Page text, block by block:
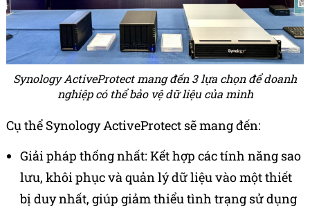
Synology ActiveProtect mang đến 3 lựa chọn để doanh
nghiệp có thể bảo vệ dữ liệu của mình
Cụ thể Synology ActiveProtect sẽ mang đến:
Giải pháp thống nhất: Kết hợp các tính năng sao
lưu, khôi phục và quản lý dữ liệu vào một thiết
bị duy nhất, giúp giảm thiểu tình trạng sử dụng